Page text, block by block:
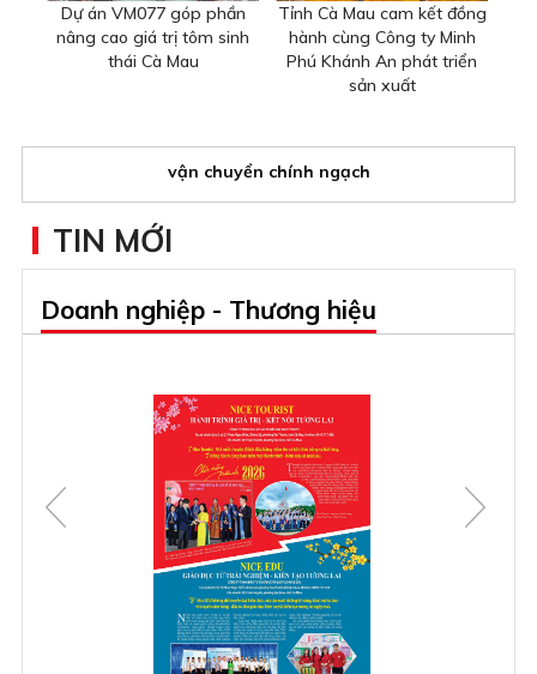
Dự án VM077 góp phần
nâng cao giá trị tôm sinh
thái Cà Mau
Tỉnh Cà Mau cam kết đồng
hành cùng Công ty Minh
Phú Khánh An phát triển
sản xuất
vận chuyển chính ngạch
TIN MỚI
Doanh nghiệp - Thương hiệu